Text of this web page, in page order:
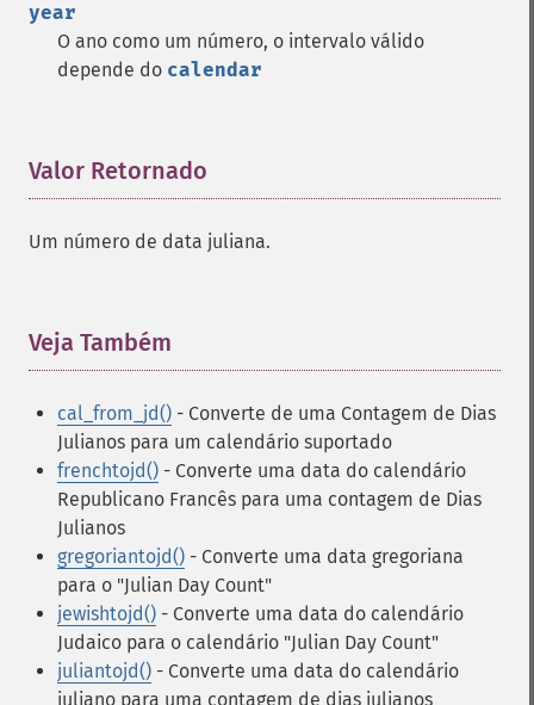
year
O ano como um número, o intervalo válido
depende do calendar
Valor Retornado
Um número de data juliana.
Veja Também
cal_from_jd() - Converte de uma Contagem de Dias
Julianos para um calendário suportado
frenchtojd() - Converte uma data do calendário
Republicano Francês para uma contagem de Dias
Julianos
gregoriantojd() - Converte uma data gregoriana
para o "Julian Day Count"
jewishtojd() - Converte uma data do calendário
Judaico para o calendário "Julian Day Count"
juliantojd() - Converte uma data do calendário
juliano para uma contagem de dias julianos